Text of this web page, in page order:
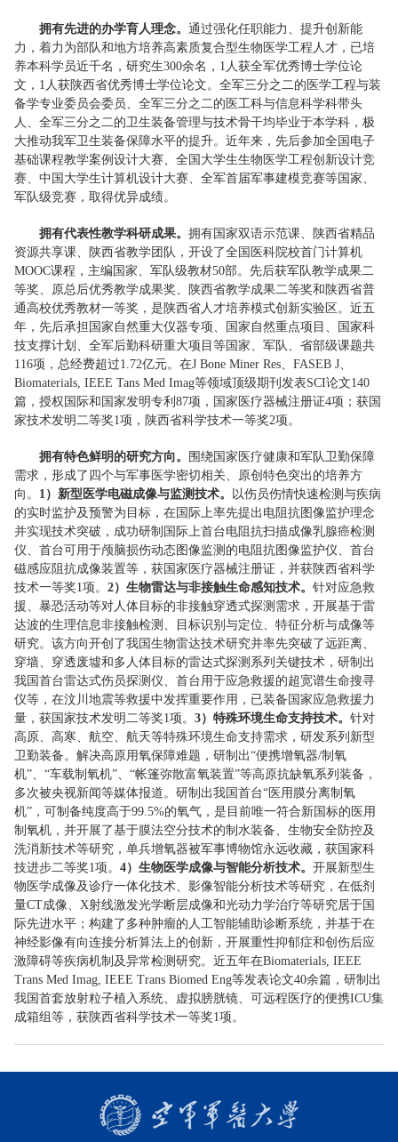
拥有先进的办学育人理念。 通过强化任职能力、提升创新能
力，着力为部队和地方培养高素质复合型生物医学工程人才，已培
养本科学员近千名，研究生300余名，1人获全军优秀博士学位论
文，1人获陕西省优秀博士学位论文。全军三分之二的医学工程与装
备学专业委员会委员、全军三分之二的医工科与信息科学科带头
人、全军三分之二的卫生装备管理与技术骨干均毕业于本学科，极
大推动我军卫生装备保障水平的提升。近年来，先后参加全国电子
基础课程教学案例设计大赛、全国大学生生物医学工程创新设计竞
赛、中国大学生计算机设计大赛、全军首届军事建模竞赛等国家、
军队级竞赛，取得优异成绩。
拥有代表性教学科研成果。 拥有国家双语示范课、陕西省精品
资源共享课、陕西省教学团队，开设了全国医科院校首门计算机
MOOC课程，主编国家、军队级教材50部。先后获军队教学成果二
等奖、原总后优秀教学成果奖、陕西省教学成果二等奖和陕西省普
通高校优秀教材一等奖，是陕西省人才培养模式创新实验区。近五
年，先后承担国家自然重大仪器专项、国家自然重点项目、国家科
技支撑计划、全军后勤科研重大项目等国家、军队、省部级课题共
116项，总经费超过1.72亿元。在J Bone Miner Res、FASEB J、
Biomaterials, IEEE Tans Med Imag等领域顶级期刊发表SCI论文140
篇，授权国际和国家发明专利87项，国家医疗器械注册证4项；获国
家技术发明二等奖1项，陕西省科学技术一等奖2项。
拥有特色鲜明的研究方向。
围绕国家医疗健康和军队卫勤保障
需求，形成了四个与军事医学密切相关、原创特色突出的培养方
向。 1）新型医学电磁成像与监测技术。
以伤员伤情快速检测与疾病
的实时监护及预警为目标，在国际上率先提出电阻抗图像监护理念
并实现技术突破，成功研制国际上首台电阻抗扫描成像乳腺癌检测
仪、首台可用于颅脑损伤动态图像监测的电阻抗图像监护仪、首台
磁感应阻抗成像装置等，获国家医疗器械注册证，并获陕西省科学
技术一等奖1项。 2）生物雷达与非接触生命感知技术。 针对应急救
援、暴恐活动等对人体目标的非接触穿透式探测需求，开展基于雷
达波的生理信息非接触检测、目标识别与定位、特征分析与成像等
研究。该方向开创了我国生物雷达技术研究并率先突破了远距离、
穿墙、穿透废墟和多人体目标的雷达式探测系列关键技术，研制出
我国首台雷达式伤员探测仪、首台用于应急救援的超宽谱生命搜寻
仪等，在汶川地震等救援中发挥重要作用，已装备国家应急救援力
量，获国家技术发明二等奖1项。 3）特殊环境生命支持技术。 针对
高原、高寒、航空、航天等特殊环境生命支持需求，研发系列新型
卫勤装备。解决高原用氧保障难题，研制出“便携增氧器/制氧
机”、“车载制氧机”、“帐篷弥散富氧装置”等高原抗缺氧系列装备，
多次被央视新闻等媒体报道。研制出我国首台“医用膜分离制氧
机”，可制备纯度高于99.5%的氧气，是目前唯一符合新国标的医用
制氧机，并开展了基于膜法空分技术的制水装备、生物安全防控及
洗消新技术等研究，单兵增氧器被军事博物馆永远收藏，获国家科
技进步二等奖1项。 4）生物医学成像与智能分析技术。 开展新型生
物医学成像及诊疗一体化技术、影像智能分析技术等研究，在低剂
量CT成像、X射线激发光学断层成像和光动力学治疗等研究居于国
际先进水平；构建了多种肿瘤的人工智能辅助诊断系统，并基于在
神经影像有向连接分析算法上的创新，开展重性抑郁症和创伤后应
激障碍等疾病机制及异常检测研究。近五年在Biomaterials, IEEE
Trans Med Imag, IEEE Trans Biomed Eng等发表论文40余篇，研制出
我国首套放射粒子植入系统、虚拟膀胱镜、可远程医疗的便携ICU集
成箱组等，获陕西省科学技术一等奖1项。